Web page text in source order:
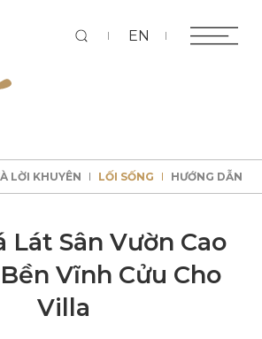
EN
LỜI KHUYÊN
LỜI KHUYÊN LỐI SỐNG HƯỚNG DẪN
Lát Sân Vườn Cao
Vĩnh Cửu Cho
Villa
Tìm